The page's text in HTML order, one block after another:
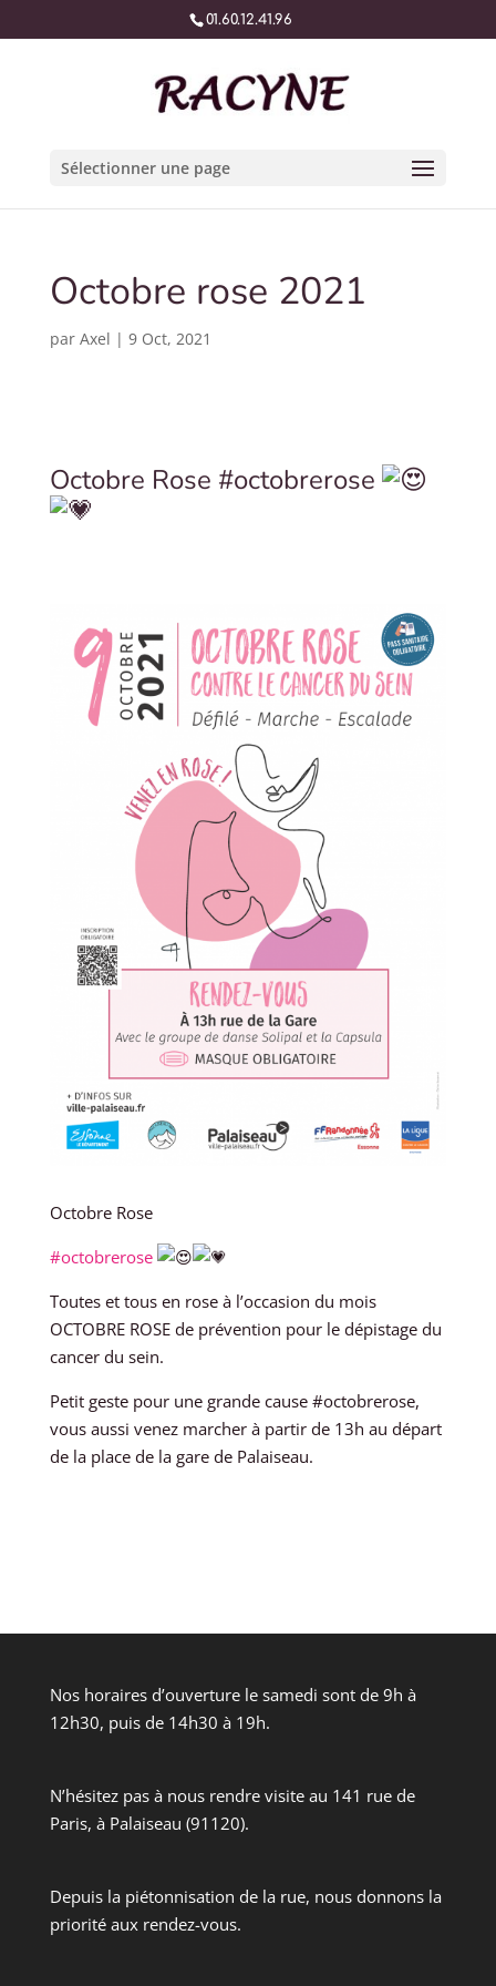
01.60.12.41.96
Sélectionner une page
Octobre rose 2021
par Axel | 9 Oct, 2021
Octobre Rose #octobrerose
Octobre Rose
#octobrerose
Toutes et tous en rose à l’occasion du mois
OCTOBRE ROSE de prévention pour le dépistage du
cancer du sein.
Petit geste pour une grande cause #octobrerose,
vous aussi venez marcher à partir de 13h au départ
de la place de la gare de Palaiseau.
Nos horaires d’ouverture le samedi sont de 9h à
12h30, puis de 14h30 à 19h.
N’hésitez pas à nous rendre visite au 141 rue de
Paris, à Palaiseau (91120).
Depuis la piétonnisation de la rue, nous donnons la
priorité aux rendez-vous.